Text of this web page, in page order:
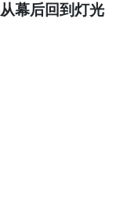
幕后回到灯光